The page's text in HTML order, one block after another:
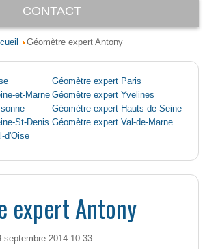
CONTACT
Géomètre expert Antony
Géomètre expert Paris
et-Marne Géomètre expert Yvelines
Géomètre expert Hauts-de-Seine
St-Denis Géomètre expert Val-de-Marne
d'Oise
expert Antony
septembre 2014 10:33